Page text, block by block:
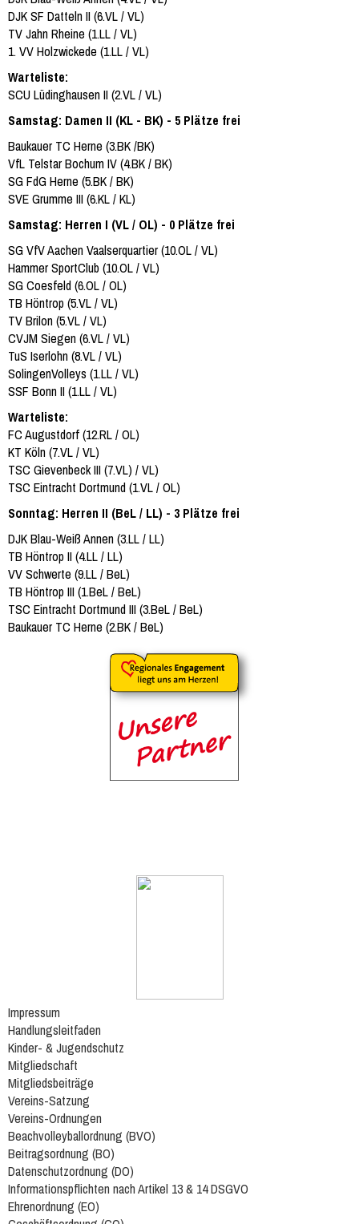
DJK SF Datteln II (6.VL / VL)
TV Jahn Rheine (1.LL / VL)
1. VV Holzwickede (1.LL / VL)
Warteliste:
SCU Lüdinghausen II (2.VL / VL)
Samstag: Damen II (KL - BK) - 5 Plätze frei
Baukauer TC Herne (3.BK /BK)
VfL Telstar Bochum IV (4.BK / BK)
SG FdG Herne (5.BK / BK)
SVE Grumme III (6.KL / KL)
Samstag: Herren I (VL / OL) - 0 Plätze frei
SG VfV Aachen Vaalserquartier (10.OL / VL)
Hammer SportClub (10.OL / VL)
SG Coesfeld (6.OL / OL)
TB Höntrop (5.VL / VL)
TV Brilon (5.VL / VL)
CVJM Siegen (6.VL / VL)
TuS Iserlohn (8.VL / VL)
SolingenVolleys (1.LL / VL)
SSF Bonn II (1.LL / VL)
Warteliste:
FC Augustdorf (12.RL / OL)
KT Köln (7.VL / VL)
TSC Gievenbeck III (7.VL) / VL)
TSC Eintracht Dortmund (1.VL / OL)
Sonntag: Herren II (BeL / LL) - 3 Plätze frei
DJK Blau-Weiß Annen (3.LL / LL)
TB Höntrop II (4.LL / LL)
VV Schwerte (9.LL / BeL)
TB Höntrop III (1.BeL / BeL)
TSC Eintracht Dortmund III (3.BeL / BeL)
Baukauer TC Herne (2.BK / BeL)
Impressum
Handlungsleitfaden
Kinder- & Jugendschutz
Mitgliedschaft
Mitgliedsbeiträge
Vereins-Satzung
Vereins-Ordnungen
Beachvolleyballordnung (BVO)
Beitragsordnung (BO)
Datenschutzordnung (DO)
Informationspflichten nach Artikel 13 & 14 DSGVO
Ehrenordnung (EO)